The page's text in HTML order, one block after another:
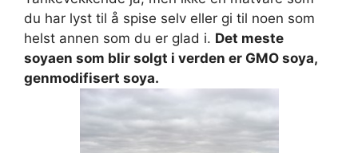
du har lyst til å spise selv eller gi til noen som
helst annen som du er glad i. Det meste
soyaen som blir solgt i verden er GMO soya,
genmodifisert soya.